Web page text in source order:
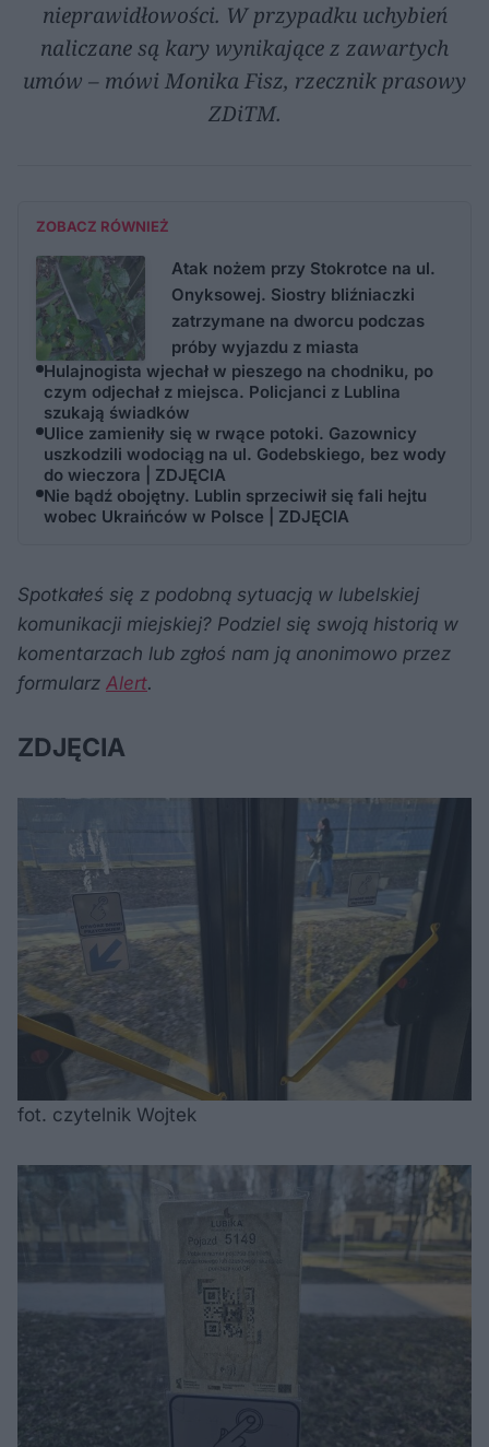
nieprawidłowości. W przypadku uchybień
naliczane są kary wynikające z zawartych
umów – mówi Monika Fisz, rzecznik prasowy
ZDiTM.
ZOBACZ RÓWNIEŻ
Atak nożem przy Stokrotce na ul.
Onyksowej. Siostry bliźniaczki
zatrzymane na dworcu podczas
próby wyjazdu z miasta
Hulajnogista wjechał w pieszego na chodniku, po
czym odjechał z miejsca. Policjanci z Lublina
szukają świadków
Ulice zamieniły się w rwące potoki. Gazownicy
uszkodzili wodociąg na ul. Godebskiego, bez wody
do wieczora | ZDJĘCIA
Nie bądź obojętny. Lublin sprzeciwił się fali hejtu
wobec Ukraińców w Polsce | ZDJĘCIA
Spotkałeś się z podobną sytuacją w lubelskiej
komunikacji miejskiej? Podziel się swoją historią w
komentarzach lub zgłoś nam ją anonimowo przez
formularz Alert.
ZDJĘCIA
fot. czytelnik Wojtek